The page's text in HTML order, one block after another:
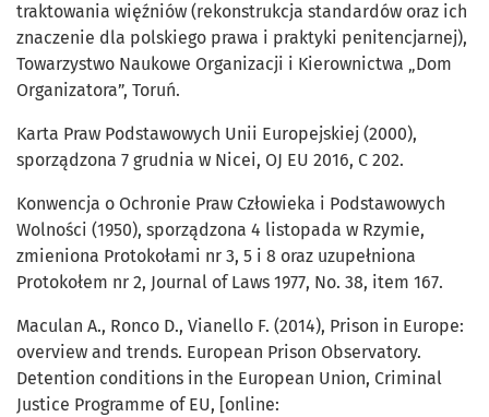
traktowania więźniów (rekonstrukcja standardów oraz ich
znaczenie dla polskiego prawa i praktyki penitencjarnej),
Towarzystwo Naukowe Organizacji i Kierownictwa „Dom
Organizatora”, Toruń.
Karta Praw Podstawowych Unii Europejskiej (2000),
sporządzona 7 grudnia w Nicei, OJ EU 2016, C 202.
Konwencja o Ochronie Praw Człowieka i Podstawowych
Wolności (1950), sporządzona 4 listopada w Rzymie,
zmieniona Protokołami nr 3, 5 i 8 oraz uzupełniona
Protokołem nr 2, Journal of Laws 1977, No. 38, item 167.
Maculan A., Ronco D., Vianello F. (2014), Prison in Europe:
overview and trends. European Prison Observatory.
Detention conditions in the European Union, Criminal
Justice Programme of EU, [online: